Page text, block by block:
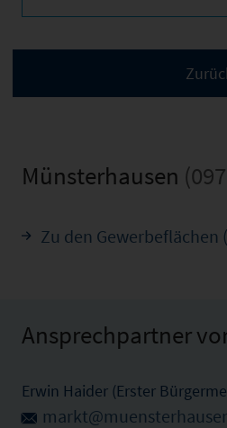
Münsterhausen
Zu den Gewerbeflächen
Ansprechpartner
Erwin Haider (Erster